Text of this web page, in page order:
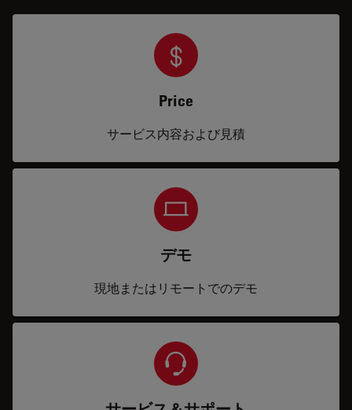
Price
サービス内容および見積
デモ
現地またはリモートでのデモ